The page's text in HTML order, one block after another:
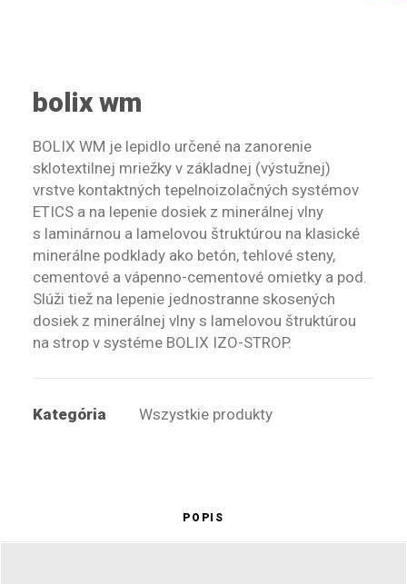
bolix wm
BOLIX WM je lepidlo určené na zanorenie
sklotextilnej mriežky v základnej (výstužnej)
vrstve kontaktných tepelnoizolačných systémov
ETICS a na lepenie dosiek z minerálnej vlny
s laminárnou a lamelovou štruktúrou na klasické
minerálne podklady ako betón, tehlové steny,
cementové a vápenno-cementové omietky a pod.
Slúži tiež na lepenie jednostranne skosených
dosiek z minerálnej vlny s lamelovou štruktúrou
na strop v systéme BOLIX IZO-STROP.
Kategória Wszystkie produkty
POPIS